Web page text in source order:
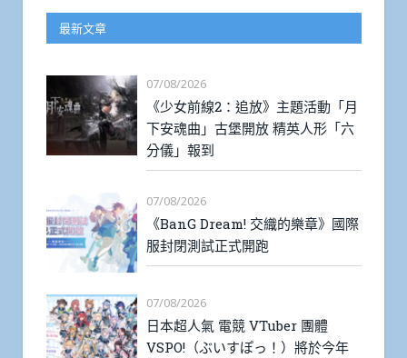
最新文章
07/08/2026
《少女前線2：追放》主題活動「月
下安魂曲」古堡開放 精英人形「六
分儀」報到
07/08/2026
《BanG Dream! 交織的樂章》國際
服封閉測試正式開跑
07/08/2026
日本超人氣 電競 VTuber 團體
VSPO!（ぶいすぽっ！）將於今年